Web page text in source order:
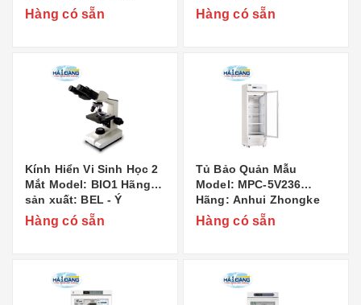
Quốc
Hàng có sẵn Hàng có sẵn
Kính Hiển Vi Sinh Học 2
Mắt Model: BIO1 Hãng
sản xuất: BEL - Ý
Hàng có sẵn
Tủ Bảo Quản Mẫu
Model: MPC-5V236
Hãng: Anhui Zhongke
Duling Commercial
Appliance Co..,Ltd Xuất
Hàng có sẵn